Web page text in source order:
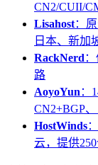
CN2/CUII/
Lisahost：
日本、新加
RackNerd
路
AoyoYun ：
CN2+BGP
HostWinds
云，提供